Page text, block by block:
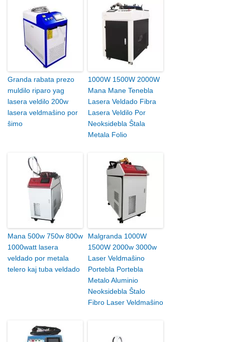
Granda rabata prezo
muldilo riparo yag
lasera veldilo 200w
lasera veldmaŝino por
ŝimo
1000W 1500W 2000W
Mana Mane Tenebla
Lasera Veldado Fibra
Lasera Veldilo Por
Neoksidebla Ŝtala
Metala Folio
Mana 500w 750w 800w
1000watt lasera
veldado por metala
telero kaj tuba veldado
Malgranda 1000W
1500W 2000w 3000w
Laser Veldmaŝino
Portebla Portebla
Metalo Aluminio
Neoksidebla Ŝtalo
Fibro Laser Veldmaŝino